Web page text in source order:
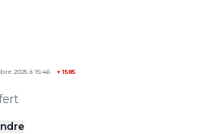
2025 à 15:46 +1585